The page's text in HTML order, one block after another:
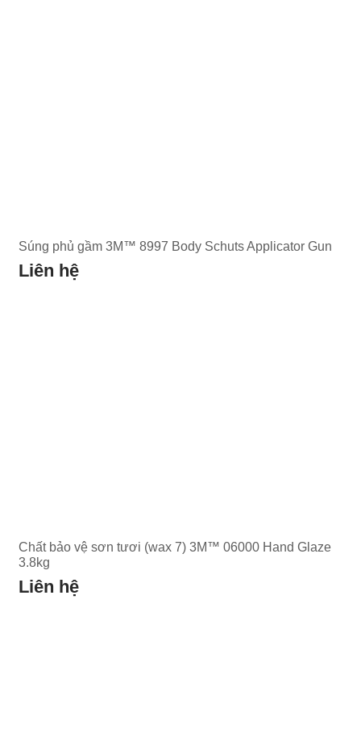
Súng phủ gầm 3M™ 8997 Body Schuts Applicator Gun
Liên hệ
Chất bảo vệ sơn tươi (wax 7) 3M™ 06000 Hand Glaze
3.8kg
Liên hệ